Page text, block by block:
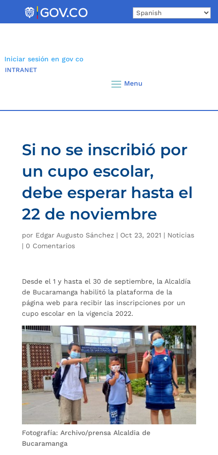
Iniciar sesión en gov co
INTRANET
Si no se inscribió por
un cupo escolar,
debe esperar hasta el
22 de noviembre
por Edgar Augusto Sánchez| Oct 23, 2021 | Noticias
| 0 Comentarios
Desde el 1 y hasta el 30 de septiembre, la Alcaldía
de Bucaramanga habilitó la plataforma de la
página web para recibir las inscripciones por un
cupo escolar en la vigencia 2022.
Fotografía: Archivo/prensa Alcaldia de
Bucaramanga